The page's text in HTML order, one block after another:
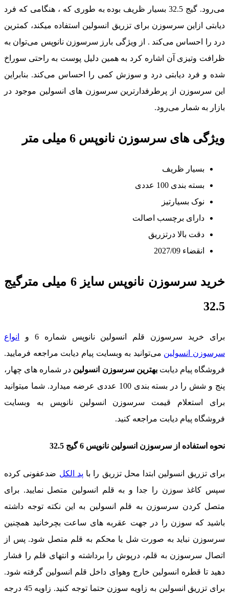
می‌رود. گیج 32.5 بسیار ظریف بوده به طوری که ، هنگامی که فرد
دیابتی ازاین سرسوزن برای تزریق انسولین استفاده میکند، کمترین
درد را احساس می‌کند . از ویژگی بارز سرسوزن نانوپس می‌توان به
ظرافت وتیزی آن اشاره کرد به همین دلیل پوست به راحتی سوراخ
شده و فرد دیابتی درد و سوزش کمی را احساس می‌کند. بنابراین
این سرسوزن از پرطرفدارترین سرسوزن های انسولین موجود در
بازار به شمار می‌رود.
ویژگی های سرسوزن نانوپس 6 میلی متر
بسیار ظریف
بسته بندی 100 عددی
نوک بسیارتیز
دارای برچسب اصالت
دقت بالا درتزریق
انقضاء 2027/09
خرید سرسوزن نانوپس سایز 6 میلی مترگیج
32.5
برای خرید سرسوزن قلم انسولین نانوپس شماره 6 و
انواع
سرسوزن انسولین می‌توانید به وبسایت پیام دیابت مراجعه فرمایید.
فروشگاه پیام دیابتبهترین سرسوزن انسولین در شماره های چهار،
پنج و شش را در بسته بندی 100 عددی عرضه میدارد. شما میتوانید
برای استعلام قیمت سرسوزن انسولین نانوپس به وبسایت
فروشگاه پیام دیابت مراجعه کنید.
نحوه استفاده از سرسوزن انسولین نانوپس 6 گیج 32.5
برای تزریق انسولین ابتدا محل تزریق را با پد الکل ضدعفونی کرده
سپس کاغذ سوزن را جدا و به قلم انسولین متصل نمایید. برای
متصل کردن سرسوزن به قلم انسولین به این نکته توجه داشته
باشید که سوزن را در جهت عقربه های ساعت بچرخانید همچنین
سرسوزن نباید به صورت شل یا محکم به قلم متصل شود. پس از
اتصال سرسوزن به قلم، درپوش را برداشته و انتهای قلم را فشار
دهید تا قطره انسولین خارج وهوای داخل قلم انسولین گرفته شود.
برای تزریق انسولین به زاویه سوزن حتما توجه کنید. زاویه 45 درجه